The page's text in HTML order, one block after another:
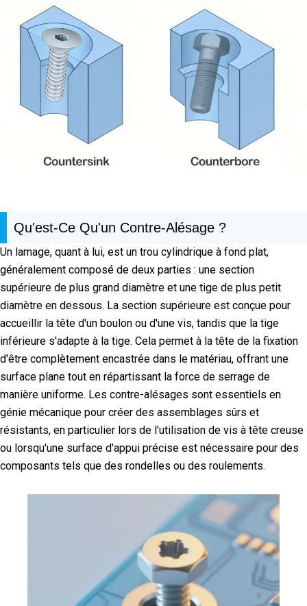
Qu'est-Ce Qu'un Contre-Alésage ?
Un lamage, quant à lui, est un trou cylindrique à fond plat,
généralement composé de deux parties : une section
supérieure de plus grand diamètre et une tige de plus petit
diamètre en dessous. La section supérieure est conçue pour
accueillir la tête d'un boulon ou d'une vis, tandis que la tige
inférieure s'adapte à la tige. Cela permet à la tête de la fixation
d'être complètement encastrée dans le matériau, offrant une
surface plane tout en répartissant la force de serrage de
manière uniforme. Les contre-alésages sont essentiels en
génie mécanique pour créer des assemblages sûrs et
résistants, en particulier lors de l'utilisation de vis à tête creuse
ou lorsqu'une surface d'appui précise est nécessaire pour des
composants tels que des rondelles ou des roulements.